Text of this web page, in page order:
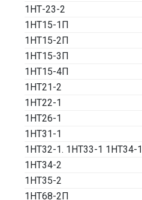
1НТ-23-2
1НТ15-1П
1НТ15-2П
1НТ15-3П
1НТ15-4П
1НТ21-2
1НТ22-1
1НТ26-1
1НТ31-1
1НТ32-1. 1НТ33-1 1НТ34-1
1НТ34-2
1НТ35-2
1НТ68-2П